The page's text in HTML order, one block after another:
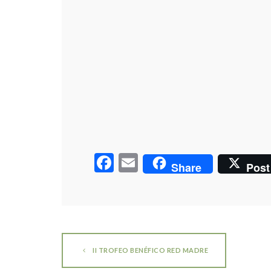
Facebook
EmailShare Post
II TROFEO BENÉFICO RED MADRE